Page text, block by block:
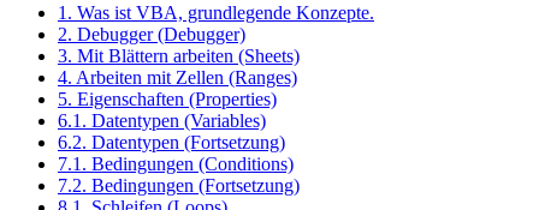
1. Was ist VBA, grundlegende Konzepte.
2. Debugger (Debugger)
3. Mit Blättern arbeiten (Sheets)
4. Arbeiten mit Zellen (Ranges)
5. Eigenschaften (Properties)
6.1. Datentypen (Variables)
6.2. Datentypen (Fortsetzung)
7.1. Bedingungen (Conditions)
7.2. Bedingungen (Fortsetzung)